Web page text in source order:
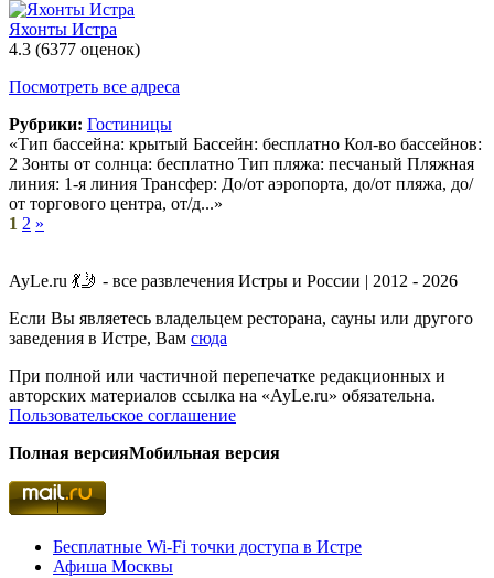
Яхонты Истра
4.3 (6377 оценок)
Посмотреть все адреса
Рубрики: Гостиницы
«Тип бассейна: крытый Бассейн: бесплатно Кол-во бассейнов:
2 Зонты от солнца: бесплатно Тип пляжа: песчаный Пляжная
линия: 1-я линия Трансфер: До/от аэропорта, до/от пляжа, до/
от торгового центра, от/д...»
1 2 »
AyLe.ru 💃🤳 - все развлечения Истры и России | 2012 - 2026
Если Вы являетесь владельцем ресторана, сауны или другого
заведения в Истре, Вам сюда
При полной или частичной перепечатке редакционных и
авторских материалов ссылка на «AyLe.ru» обязательна.
Пользовательское соглашение
Полная версияМобильная версия
Бесплатные Wi-Fi точки доступа в Истре
Афиша Москвы